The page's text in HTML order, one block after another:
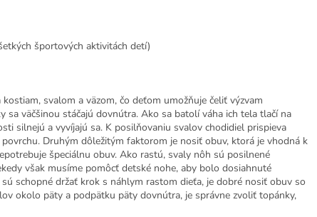
športových aktivitách detí)
svalom a väzom, čo deťom umožňuje čeliť výzvam
sa väčšinou stáčajú dovnútra. Ako sa batolí váha ich tela tlačí na
silnejú a vyvíjajú sa. K posilňovaniu svalov chodidiel prispieva
Druhým dôležitým faktorom je nosiť obuv, ktorá je vhodná k
špeciálnu obuv. Ako rastú, svaly nôh sú posilnené
však musíme pomôcť detské nohe, aby bolo dosiahnuté
schopné držať krok s náhlym rastom dieťa, je dobré nosiť obuv so
okolo päty a podpätku päty dovnútra, je správne zvoliť topánky,